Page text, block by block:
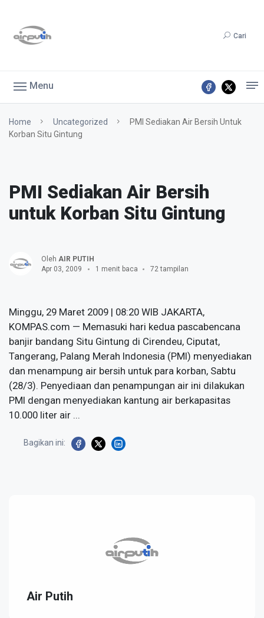
Cari
Menu
Home Uncategorized
PMI Sediakan Air Bersih Untuk
Korban Situ Gintung
PMI Sediakan Air Bersih
untuk Korban Situ Gintung
Oleh AIR PUTIH
Apr 03, 2009
1 menit baca 72 tampilan
Minggu, 29 Maret 2009 | 08:20 WIB JAKARTA,
KOMPAS.com — Memasuki hari kedua pascabencana
banjir bandang Situ Gintung di Cirendeu, Ciputat,
Tangerang, Palang Merah Indonesia (PMI) menyediakan
dan menampung air bersih untuk para korban, Sabtu
(28/3). Penyediaan dan penampungan air ini dilakukan
PMI dengan menyediakan kantung air berkapasitas
10.000 liter air ...
Bagikan ini:
Air Putih